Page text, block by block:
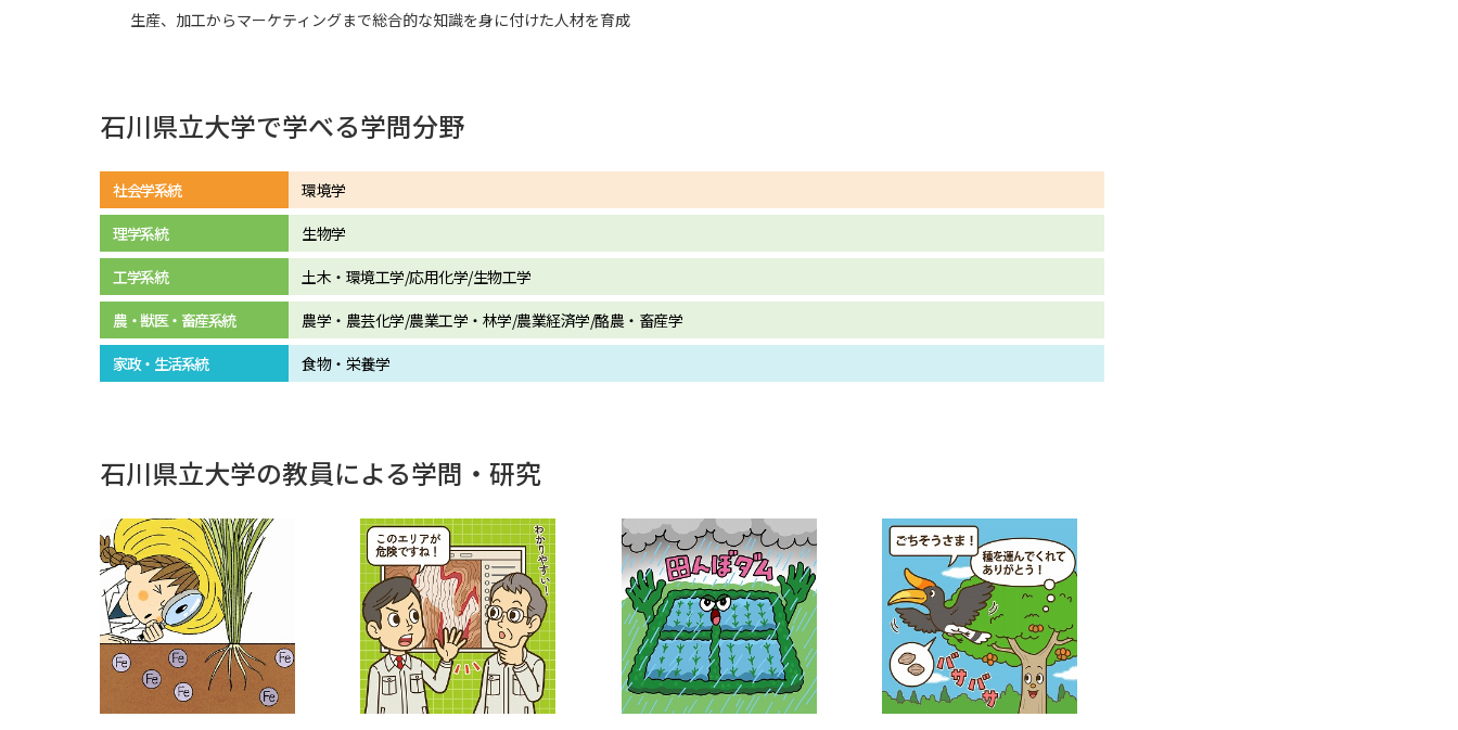
受験情報リンク
生産、加工からマーケティングまで総合的な知識を身に付けた人材を育成
石川県立大学で学べる学問分野
社会学系統
環境学
理学系統
生物学
工学系統
土木・環境工学/応用化学/生物工学
農・獣医・畜産系統
農学・農芸化学/農業工学・林学/農業経済学/酪農・畜産学
家政・生活系統
食物・栄養学
石川県立大学の教員による学問・研究